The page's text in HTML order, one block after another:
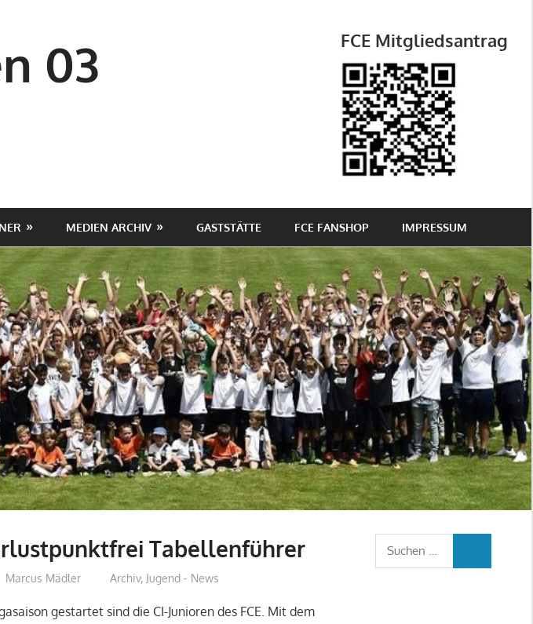
03 FCE Mitgliedsantrag
MEDIEN ARCHIV GASTSTÄTTE FCE FANSHOP IMPRESSUM
Tabellenführer
Marcus Mädler Archiv, Jugend - News
gestartet sind die CI-Junioren des FCE. Mit dem
Suchen